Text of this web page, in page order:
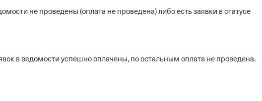
не проведены (оплата не проведена) либо есть заявки в статусе
в ведомости успешно оплачены, по остальным оплата не проведена.